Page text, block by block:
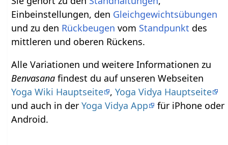
Einbeinstellungen, den Gleichgewichtsübungen
und zu den Rückbeugen vom Standpunkt des
mittleren und oberen Rückens.
Alle Variationen und weitere Informationen zu
Benvasana findest du auf unseren Webseiten
Yoga Wiki Hauptseite ,Yoga Vidya Hauptseite
und auch in derYoga Vidya App
für iPhone oder
Android.